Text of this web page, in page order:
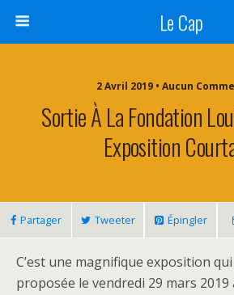
Le Cap
2 Avril 2019 • Aucun
Sortie À La Fondation
Exposition
Partager Tweeter Épingler
C’est une magnifique exposition
proposée le vendredi 29 mars 2019